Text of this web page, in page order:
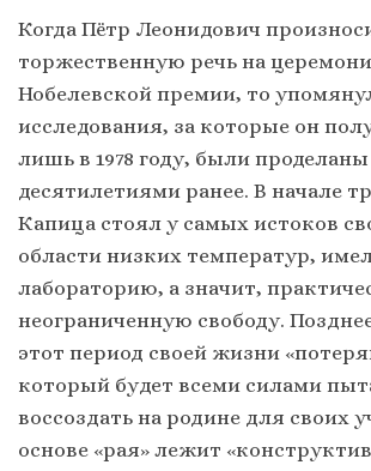
Когда Пётр Леонидович
торжественную речь на
Нобелевской премии, то
исследования, за которые он
лишь в 1978 году, были проделаны
десятилетиями ранее. В начале
Капица стоял у самых истоков
области низких температур,
лабораторию, а значит,
неограниченную свободу.
этот период своей жизни
который будет всеми силами
воссоздать на родине для своих
основе «рая» лежит